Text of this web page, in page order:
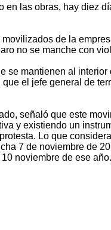
en las obras, hay diez
de la
no se manche con
se mantienen al
el jefe general de
señaló que este
y existiendo un
Lo que
7 de noviembre de
noviembre de ese año.